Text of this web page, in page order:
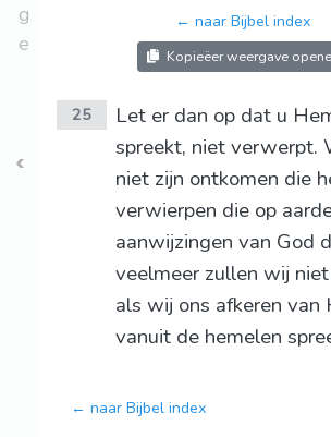
g
e
← naar Bijbel index
Kopieëer weergave
25
Let er dan op dat u
spreekt, niet verwerpt.
niet zijn ontkomen die
verwierpen die op
aanwijzingen van God
veelmeer zullen wij
als wij ons afkeren van
vanuit de hemelen
← naar Bijbel index